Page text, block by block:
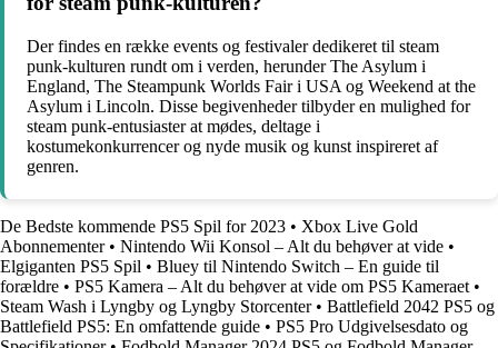
Der findes en række events og festivaler dedikeret til steam
punk-kulturen rundt om i verden, herunder The Asylum i
England, The Steampunk Worlds Fair i USA og Weekend at the
Asylum i Lincoln. Disse begivenheder tilbyder en mulighed for
steam punk-entusiaster at mødes, deltage i
kostumekonkurrencer og nyde musik og kunst inspireret af
genren.
De Bedste kommende PS5 Spil for 2023 • Xbox Live Gold
Abonnementer• Nintendo Wii Konsol – Alt du behøver at vide •
Elgiganten PS5 Spil • Bluey til Nintendo Switch – En guide til
forældre • PS5 Kamera – Alt du behøver at vide om PS5 Kameraet •
Steam Wash i Lyngby og Lyngby Storcenter• Battlefield 2042 PS5 og
Battlefield PS5: En omfattende guide • PS5 Pro Udgivelsesdato og